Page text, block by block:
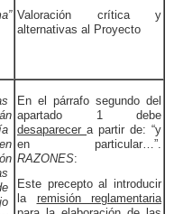
Valoración crítica y
alternativas al Proyecto
En el párrafo segundo del
apartado 1 debe
desaparecer a partir de: “y
en particular…”.
RAZONES:
Este precepto al introducir
la remisión reglamentaria